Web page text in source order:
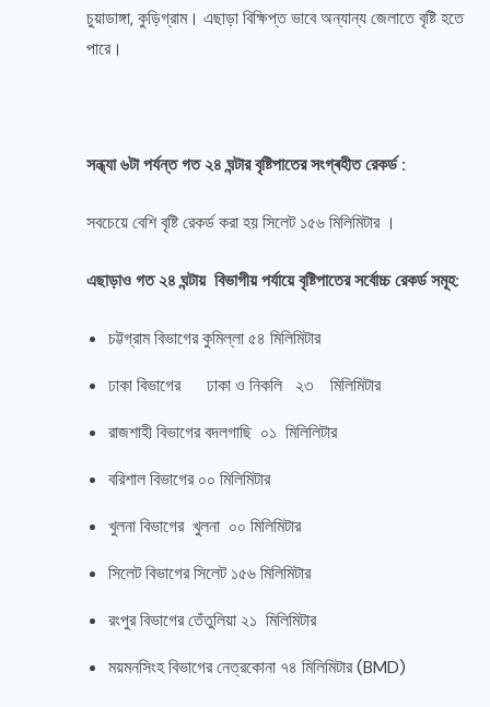
চুয়াডাঙ্গা, কুড়িগ্রাম। এছাড়া বিক্ষিপ্ত ভাবে অন্যান্য জেলাতে বৃষ্টি হতে
পারে।
সন্ধ্যা ৬টা পর্যন্ত গত ২৪ ঘন্টার বৃষ্টিপাতের সংগ্ৰহীত রেকর্ড :
সবচেয়ে বেশি বৃষ্টি রেকর্ড করা হয় সিলেট ১৫৬ মিলিমিটার ।
এছাড়াও গত ২৪ ঘন্টায় বিভাগীয় পর্যায়ে বৃষ্টিপাতের সর্বোচ্চ রেকর্ড সমূহ:
চট্টগ্রাম বিভাগের কুমিল্লা ৫৪ মিলিমিটার
ঢাকা বিভাগের ঢাকা ও নিকলি ২৩ মিলিমিটার
রাজশাহী বিভাগের বদলগাছি ০১ মিলিলিটার
বরিশাল বিভাগের ০০ মিলিমিটার
খুলনা বিভাগের খুলনা ০০ মিলিমিটার
সিলেট বিভাগের সিলেট ১৫৬ মিলিমিটার
রংপুর বিভাগের তেঁতুলিয়া ২১ মিলিমিটার
ময়মনসিংহ বিভাগের নেত্রকোনা ৭৪ মিলিমিটার (BMD)